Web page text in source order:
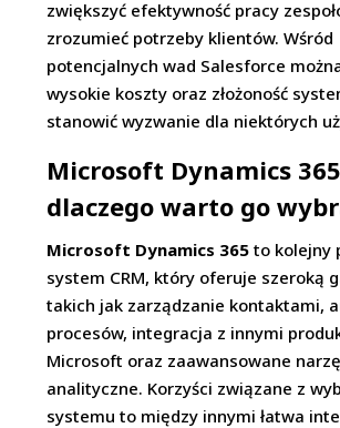
zwiększyć efektywność pracy
zrozumieć potrzeby klientów. Wśród
potencjalnych wad Salesforce
wysokie koszty oraz złożoność
stanowić wyzwanie dla niektórych
Microsoft Dynamics
dlaczego warto go
Microsoft Dynamics 365 to kolejny
system CRM, który oferuje szeroką
takich jak zarządzanie kontaktami,
procesów, integracja z innymi
Microsoft oraz zaawansowane
analityczne. Korzyści związane z
systemu to między innymi łatwa